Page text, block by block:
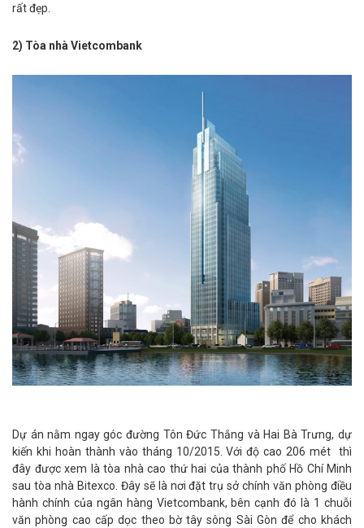
rất đẹp.
2) Tòa nhà Vietcombank
Dự án nằm ngay góc đường Tôn Đức Thắng và Hai Bà Trưng, dự
kiến khi hoàn thành vào tháng 10/2015. Với độ cao 206 mét thì
đây được xem là tòa nhà cao thứ hai của thành phố Hồ Chí Minh
sau tòa nhà Bitexco. Đây sẽ là nơi đặt trụ sở chính văn phòng điều
hành chính của ngân hàng Vietcombank, bên cạnh đó là 1 chuỗi
văn phòng cao cấp dọc theo bờ tây sông Sài Gòn để cho khách